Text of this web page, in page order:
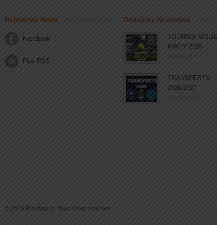
Rejoignez-Nous
Facebook
Flux RSS
Dernières Nouvelles
TOURNOI
KINDY 2026
03 août 2026
TRANSFERTS
2026/2027
03 août 2026
© 2026 BraySports. Tous droits reservés.